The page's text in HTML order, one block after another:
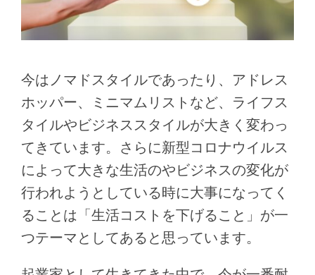
今はノマドスタイルであったり、アドレス
ホッパー、ミニマムリストなど、ライフス
タイルやビジネススタイルが大きく変わっ
てきています。さらに新型コロナウイルス
によって大きな生活のやビジネスの変化が
行われようとしている時に大事になってく
ることは「生活コストを下げること」が一
つテーマとしてあると思っています。